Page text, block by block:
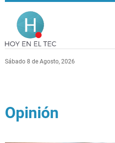
Pasar al contenido principal
Sábado 8 de Agosto, 2026
Opinión